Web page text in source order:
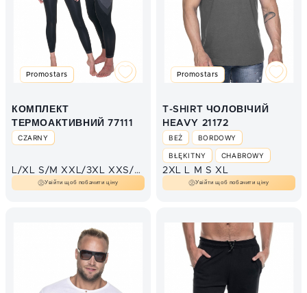
Promostars
КОМПЛЕКТ
ТЕРМОАКТИВНИЙ 77111
CZARNY
L/XL S/M XXL/3XL XXS/XS
Увійти щоб побачити ціну
Promostars
T-SHIRT ЧОЛОВІЧИЙ
HEAVY 21172
BEŻ BORDOWY
BŁĘKITNY CHABROWY
CIEMNY BRĄZ
CIEMNY ZIELONY CZARNY
GRANAT JASNY TURKUS
JASNY ZIELONY KHAKI
MORSKI
POMARAŃCZOWY
2XL L M S XL
Увійти щоб побачити ціну